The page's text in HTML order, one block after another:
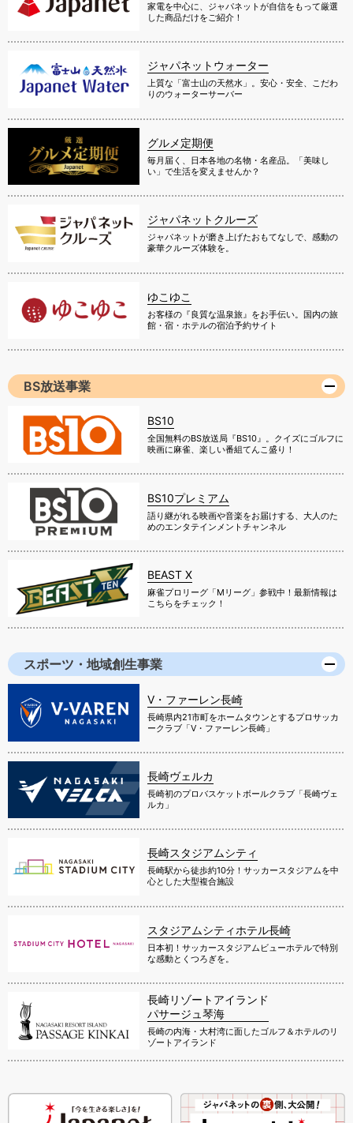
家電を中心に、ジャパネットが自信をもって厳選
した商品だけをご紹介！
ジャパネットウォーター
上質な「富士山の天然水」。安心・安全、こだわ
りのウォーターサーバー
グルメ定期便
毎月届く、日本各地の名物・名産品。「美味し
い」で生活を変えませんか？
ジャパネットクルーズ
ジャパネットが磨き上げたおもてなしで、感動の
豪華クルーズ体験を。
ゆこゆこ
お客様の『良質な温泉旅』をお手伝い。国内の旅
館・宿・ホテルの宿泊予約サイト
BS放送事業
BS10
全国無料のBS放送局『BS10』。クイズにゴルフに
映画に麻雀、楽しい番組てんこ盛り！
BS10プレミアム
語り継がれる映画や音楽をお届けする、大人のた
めのエンタテインメントチャンネル
BEAST X
麻雀プロリーグ「Mリーグ」参戦中！最新情報は
こちらをチェック！
スポーツ・地域創生事業
V・ファーレン長崎
長崎県内21市町をホームタウンとするプロサッカ
ークラブ「V・ファーレン長崎」
長崎ヴェルカ
長崎初のプロバスケットボールクラブ「長崎ヴェ
ルカ」
長崎スタジアムシティ
長崎駅から徒歩約10分！サッカースタジアムを中
心とした大型複合施設
スタジアムシティホテル長崎
日本初！サッカースタジアムビューホテルで特別
な感動とくつろぎを。
長崎リゾートアイランド
パサージュ琴海
長崎の内海・大村湾に面したゴルフ＆ホテルのリ
ゾートアイランド